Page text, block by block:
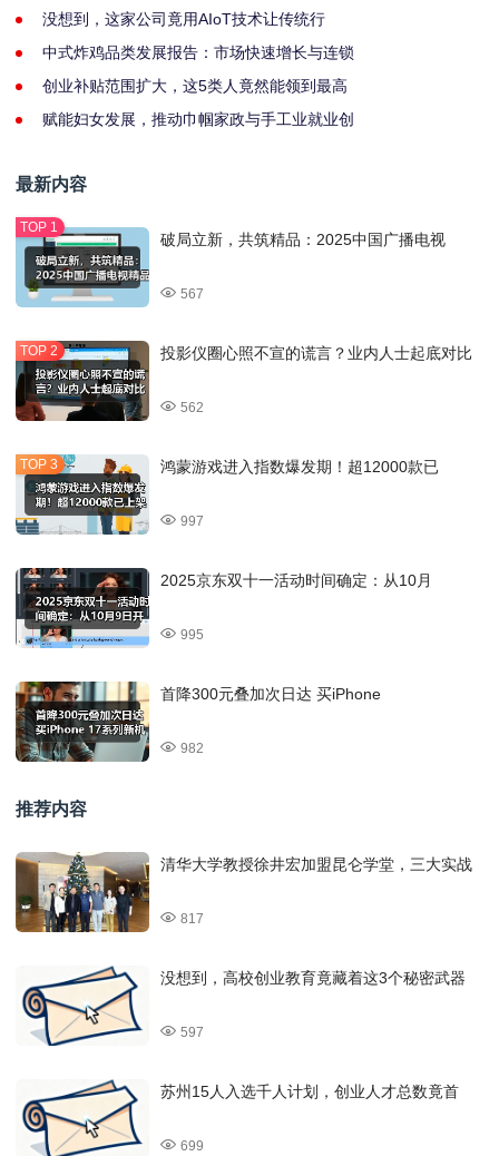
没想到，这家公司竟用AIoT技术让传统行
中式炸鸡品类发展报告：市场快速增长与连锁
创业补贴范围扩大，这5类人竟然能领到最高
赋能妇女发展，推动巾帼家政与手工业就业创
最新内容
破局立新，共筑精品：2025中国广播电视
567
投影仪圈心照不宣的谎言？业内人士起底对比
562
鸿蒙游戏进入指数爆发期！超12000款已
997
2025京东双十一活动时间确定：从10月
995
首降300元叠加次日达 买iPhone
982
推荐内容
清华大学教授徐井宏加盟昆仑学堂，三大实战
817
没想到，高校创业教育竟藏着这3个秘密武器
597
苏州15人入选千人计划，创业人才总数竟首
699